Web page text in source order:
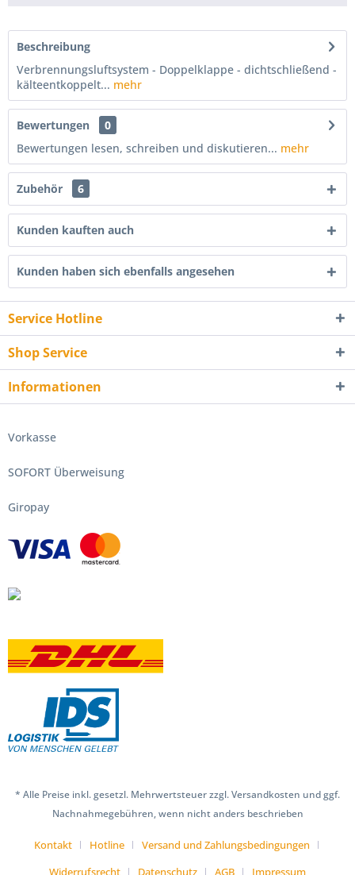
Beschreibung
Verbrennungsluftsystem - Doppelklappe - dichtschließend -
kälteentkoppelt... mehr
Bewertungen
0
Bewertungen lesen, schreiben und diskutieren... mehr
Zubehör 6
Kunden kauften auch
Kunden haben sich ebenfalls angesehen
Service Hotline
Shop Service
Informationen
Vorkasse
SOFORT Überweisung
Giropay
* Alle Preise inkl. gesetzl. Mehrwertsteuer zzgl. Versandkosten und ggf.
Nachnahmegebühren, wenn nicht anders beschrieben
Kontakt Hotline
Versand und Zahlungsbedingungen
Widerrufsrecht
Datenschutz AGB Impressum